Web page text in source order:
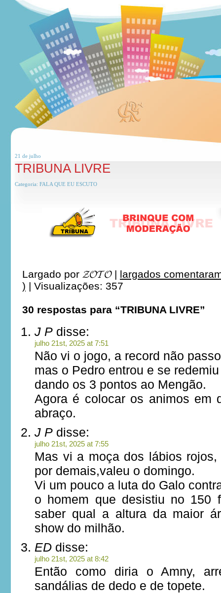
21 de julho
TRIBUNA LIVRE
Categoria: FALA QUE EU ESCUTO
Largado por 𝓩𝓞𝓣𝓞| largados
) | Visualizações: 357
30 respostas para “TRIBUNA LIVRE”
J P disse:
julho 21st, 2025 at 7:51
Não vi o jogo, a record não
mas o Pedro entrou e se
dando os 3 pontos ao Mengão.
Agora é colocar os animos em
abraço.
J P disse:
julho 21st, 2025 at 7:55
Mas vi a moça dos lábios
por demais,valeu o domingo.
Vi um pouco a luta do Galo
o homem que desistiu no 150
saber qual a altura da maior
show do milhão.
ED disse:
julho 21st, 2025 at 8:42
Então como diria o Amny,
sandálias de dedo e de topete.